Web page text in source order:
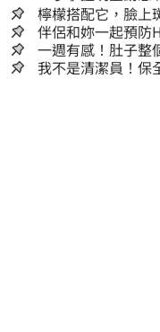
檸檬搭配它，臉上
伴侶和妳一起預防
一週有感！肚子整
夠
我不是清潔員！